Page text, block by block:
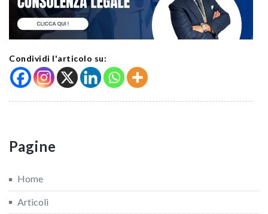
Condividi l'articolo su:
Pagine
Home
Articoli